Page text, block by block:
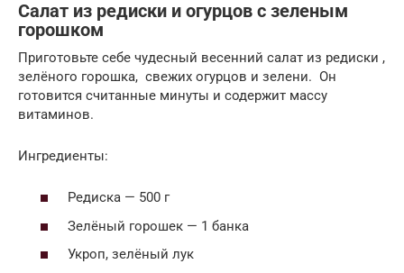
Салат из редиски и огурцов с зеленым
горошком
Приготовьте себе чудесный весенний салат из редиски ,
зелёного горошка, свежих огурцов и зелени. Он
готовится считанные минуты и содержит массу
витаминов.
Ингредиенты:
Редиска — 500 г
Зелёный горошек — 1 банка
Укроп, зелёный лук